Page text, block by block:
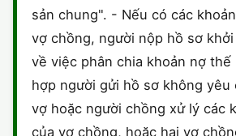
sản chung". - Nếu có các
vợ chồng, người nộp hồ sơ
về việc phân chia khoản nợ thế
hợp người gửi hồ sơ không yêu
vợ hoặc người chồng xử lý các
của vợ chồng, hoặc hai vợ